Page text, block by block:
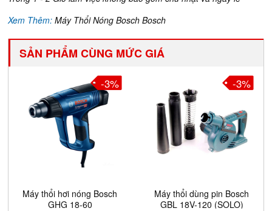
Xem Thêm:Máy Thổi Nóng Bosch Bosch
SẢN PHẨM CÙNG MỨC GIÁ
Máy thổi hơi nóng Bosch
GHG 18-60
-3%
Máy thổi dùng pin Bosch
GBL 18V-120 (SOLO)
-3%